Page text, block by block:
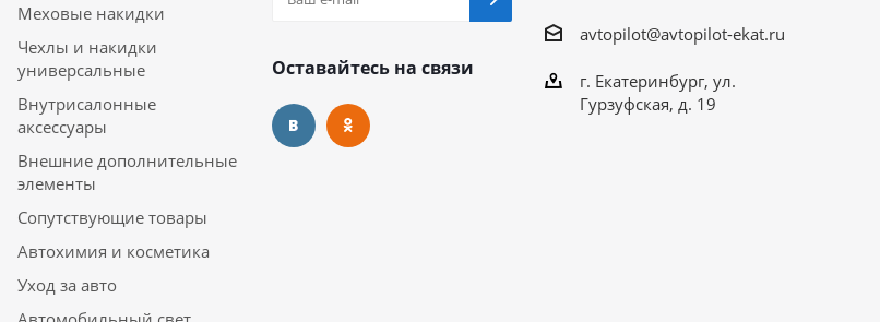
Меховые накидки
Чехлы и накидки
универсальные
Внутрисалонные
аксессуары
Внешние дополнительные
элементы
Сопутствующие товары
Автохимия и косметика
Уход за авто
Оставайтесь на связи
avtopilot@avtopilot-ekat.ru
г. Екатеринбург, ул.
Гурзуфская, д. 19